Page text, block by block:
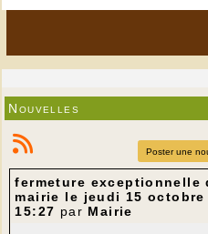
Nouvelles
Poster une
fermeture exceptionnelle
mairie le jeudi 15 octobre
15:27 par Mairie